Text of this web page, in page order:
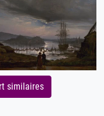
similaires